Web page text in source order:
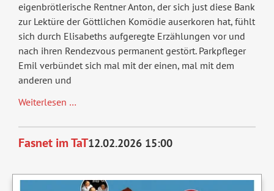
eigenbrötlerische Rentner Anton, der sich just diese Bank
zur Lektüre der Göttlichen Komödie auserkoren hat, fühlt
sich durch Elisabeths aufgeregte Erzählungen vor und
nach ihren Rendezvous permanent gestört. Parkpfleger
Emil verbündet sich mal mit der einen, mal mit dem
anderen und
Weiterlesen …Winterrose
Fasnet im TaT12.02.2026 15:00